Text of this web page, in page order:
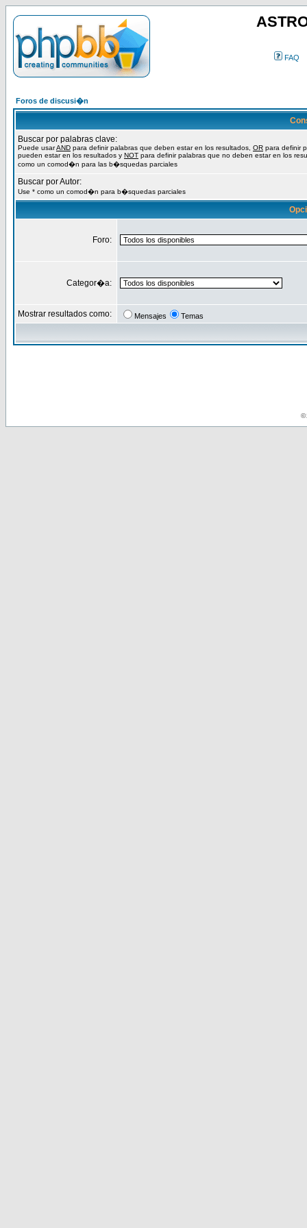
FAQ
Foros de discusi�n
Buscar por palabras clave:
Puede usarAND para definir palabras que deben estar en los resultados, OR para definir
pueden estar en los resultados y NOT para definir palabras que no deben estar en los
como un comod�n para las b�squedas parciales
Buscar por Autor:
Use * como un comod�n para b�squedas parciales
Foro:
Categor�a:
Mostrar resultados como: Mensajes Temas
©